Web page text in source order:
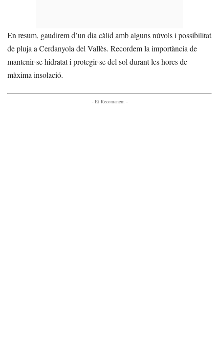
En resum, gaudirem d’un dia càlid amb alguns núvols i possibilitat
de pluja a Cerdanyola del Vallès. Recordem la importància de
mantenir-se hidratat i protegir-se del sol durant les hores de
màxima insolació.
- Et Recomanem -